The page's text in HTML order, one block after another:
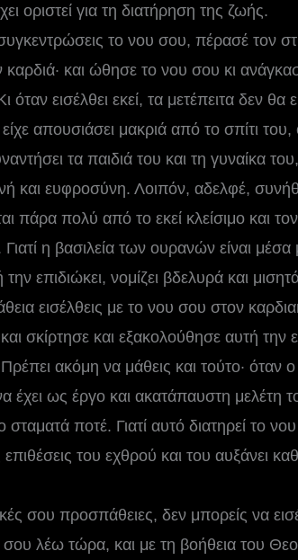
οριστεί για τη διατήρηση της ζωής.
το νου σου, πέρασέ τον
και ώθησε το νου σου κι
όταν εισέλθει εκεί, τα μετέπειτα δεν
απουσιάσει μακριά από το σπίτι του,
τα παιδιά του και τη γυναίκα
και ευφροσύνη. Λοιπόν, αδελφέ,
πάρα πολύ από το εκεί κλείσιμο και
Γιατί η βασιλεία των ουρανών είναι
επιδιώκει, νομίζει βδελυρά και
εισέλθεις με το νου σου στον
σκίρτησε και εξακολούθησε αυτή την
Πρέπει ακόμη να μάθεις και τούτο·
έχει ως έργο και ακατάπαυστη μελέτη
ποτέ. Γιατί αυτό διατηρεί το
του εχθρού και του αυξάνει
σου προσπάθειες, δεν μπορείς να
λέω τώρα, και με τη βοήθεια του Θεού